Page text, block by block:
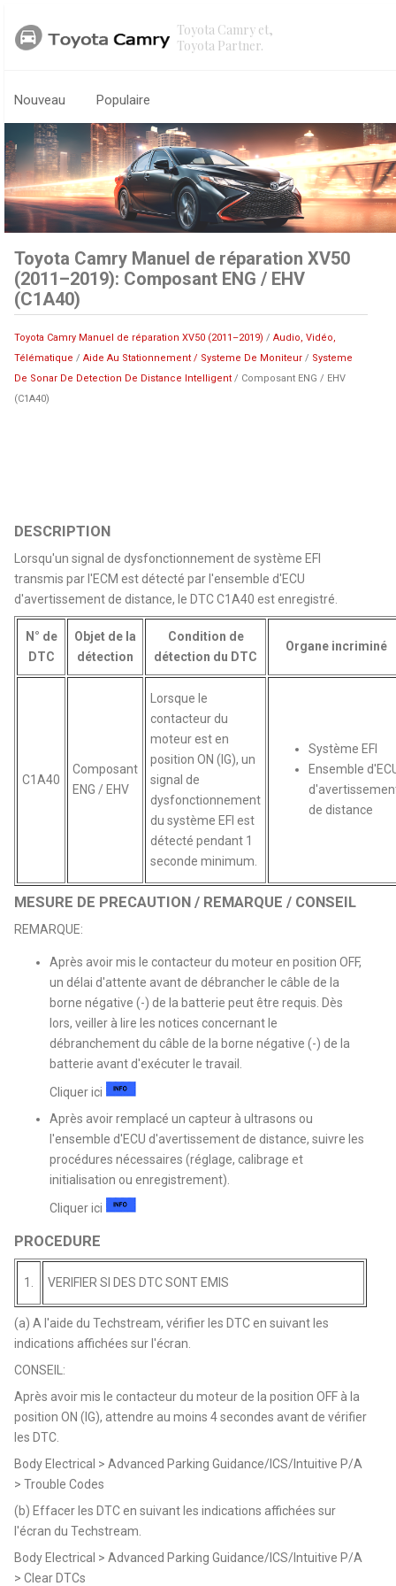
Toyota Camry et,
Toyota Partner.
Nouveau Populaire
Toyota Camry Manuel de réparation XV50
(2011–2019): Composant ENG / EHV
(C1A40)
Toyota Camry Manuel de réparation XV50 (2011–2019) /Audio, Vidéo,
Télématique /Aide Au Stationnement / Systeme De Moniteur / Systeme
De Sonar De Detection De Distance Intelligent / Composant ENG / EHV
(C1A40)
DESCRIPTION
Lorsqu'un signal de dysfonctionnement de système EFI
transmis par l'ECM est détecté par l'ensemble d'ECU
d'avertissement de distance, le DTC C1A40 est enregistré.
N° de
DTC
Objet de la
détection
Condition de
détection du DTC
Organe incriminé
C1A40
Composant
ENG / EHV
Lorsque le
contacteur du
moteur est en
position ON (IG), un
signal de
dysfonctionnement
du système EFI est
détecté pendant 1
seconde minimum.
Système EFI
Ensemble
de distance
MESURE DE PRECAUTION / REMARQUE / CONSEIL
REMARQUE:
Après avoir mis le contacteur du moteur en position OFF,
un délai d'attente avant de débrancher le câble de la
borne négative (-) de la batterie peut être requis. Dès
lors, veiller à lire les notices concernant le
débranchement du câble de la borne négative (-) de la
batterie avant d'exécuter le travail.
Cliquer ici
Après avoir remplacé un capteur à ultrasons ou
l'ensemble d'ECU d'avertissement de distance, suivre les
procédures nécessaires (réglage, calibrage et
initialisation ou enregistrement).
Cliquer ici
PROCEDURE
1. VERIFIER SI DES DTC SONT EMIS
(a) A l'aide du Techstream, vérifier les DTC en suivant les
indications affichées sur l'écran.
CONSEIL:
Après avoir mis le contacteur du moteur de la position OFF à la
position ON (IG), attendre au moins 4 secondes avant de vérifier
les DTC.
Body Electrical > Advanced Parking Guidance/ICS/Intuitive P/A
> Trouble Codes
(b) Effacer les DTC en suivant les indications affichées sur
l'écran du Techstream.
Body Electrical > Advanced Parking Guidance/ICS/Intuitive P/A
> Clear DTCs